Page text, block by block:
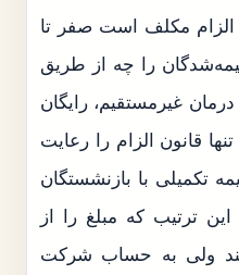
الزام مکلف است صفر تا
را چه از طریق
غیرمستقیم، رایگان
قانون الزام را رعایت
تکمیلی با بازنشستگان
ترتیب که مبلغ را از
ولی به حساب شرکت